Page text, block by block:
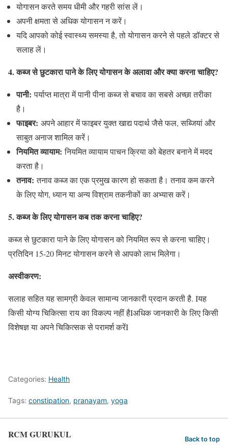
योगासन करते समय धीमी और गहरी सांस लें।
अपनी क्षमता से अधिक योगासन न करें।
यदि आपको कोई स्वास्थ्य समस्या है, तो योगासन करने से पहले डॉक्टर से
सलाह लें।
4. कब्ज से छुटकारा पाने के लिए योगासन के अलावा और क्या करना चाहिए?
पानी: पर्याप्त मात्रा में पानी पीना कब्ज से बचाव का सबसे अच्छा तरीका
है।
फाइबर: अपने आहार में फाइबर युक्त खाद्य पदार्थ जैसे फल, सब्जियां और
साबुत अनाज शामिल करें।
नियमित व्यायाम: नियमित व्यायाम पाचन क्रिया को बेहतर बनाने में मदद
करता है।
तनाव: तनाव कब्ज का एक प्रमुख कारण हो सकता है। तनाव कम करने
के लिए योग, ध्यान या अन्य विश्राम तकनीकों का अभ्यास करें।
5. कब्ज के लिए योगासन कब तक करना चाहिए?
कब्ज से छुटकारा पाने के लिए योगासन को नियमित रूप से करना चाहिए।
प्रतिदिन 15-20 मिनट योगासन करने से आपको लाभ मिलेगा।
अस्वीकरण:
सलाह सहित यह सामग्री केवल सामान्य जानकारी प्रदान करती है. Iयह
किसी योग्य चिकित्सा राय का विकल्प नहीं हैIअधिक जानकारी के लिए किसी
विशेषज्ञ या अपने चिकित्सक से परामर्श करेंI
Categories: Health
Tags: constipation, pranayam, yoga
RCM GURUKUL Back to top